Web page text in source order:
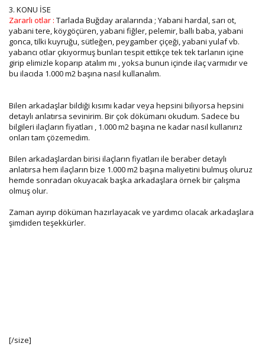
3. KONU İSE
Zararlı otlar : Tarlada Buğday aralarında ; Yabani hardal, sarı ot,
yabani tere, köygöçüren, yabani fiğler, pelemir, ballı baba, yabani
gonca, tilki kuyruğu, sütleğen, peygamber çiçeği, yabani yulaf vb.
yabancı otlar çıkıyormuş bunları tespit ettikçe tek tek tarlanın içine
girip elimizle koparıp atalım mı , yoksa bunun içinde ilaç varmıdır ve
bu ilacıda 1.000 m2 başına nasıl kullanalım.
Bilen arkadaşlar bildiği kısımı kadar veya hepsini biliyorsa hepsini
detaylı anlatırsa sevinirim. Bir çok dökümanı okudum. Sadece bu
bilgileri ilaçların fiyatları , 1.000 m2 başına ne kadar nasıl kullanırız
onları tam çözemedim.
Bilen arkadaşlardan birisi ilaçların fiyatları ile beraber detaylı
anlatırsa hem ilaçların bize 1.000 m2 başına maliyetini bulmuş oluruz
hemde sonradan okuyacak başka arkadaşlara örnek bir çalışma
olmuş olur.
Zaman ayırıp döküman hazırlayacak ve yardımcı olacak arkadaşlara
şimdiden teşekkürler.
[/size]